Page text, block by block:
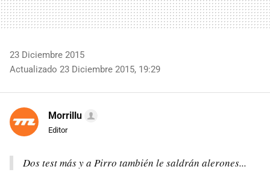
23 Diciembre 2015
Actualizado 23 Diciembre 2015, 19:29
Morrillu
Editor
Dos test más y a Pirro también le saldrán alerones...